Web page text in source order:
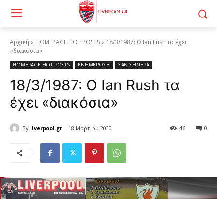
Αρχική HOMEPAGE HOT POSTS
18/3/1987: Ο Ian Rush τα έχει
«διακόσια»
HOMEPAGE HOT POSTS ΕΝΗΜΕΡΩΣΗ ΣΑΝ ΣΗΜΕΡΑ
18/3/1987: Ο Ian Rush τα
έχει «διακόσια»
By liverpool.gr 18 Μαρτίου 2020 0
46